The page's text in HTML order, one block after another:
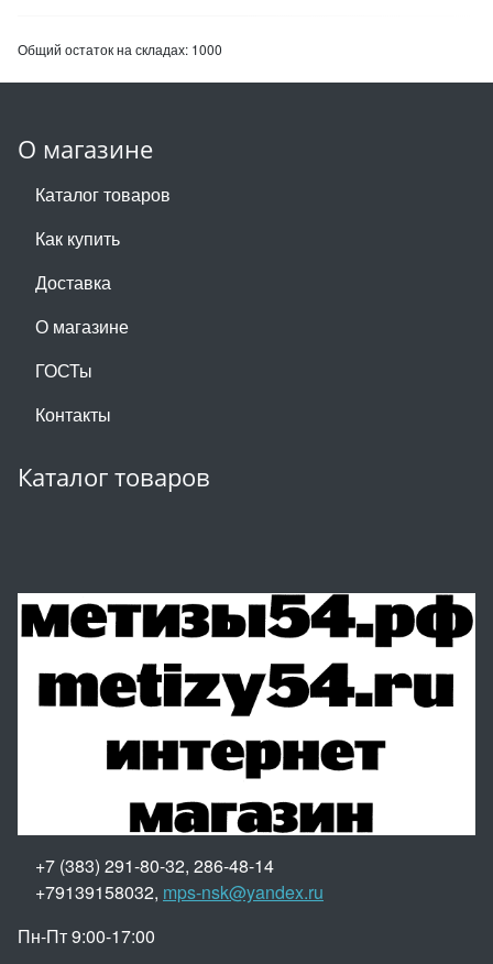
Общий остаток на складах: 1000
О магазине
Каталог товаров
Как купить
Доставка
О магазине
ГОСТы
Контакты
Каталог товаров
+7 (383) 291-80-32, 286-48-14
+79139158032, mps-nsk@yandex.ru
Пн-Пт 9:00-17:00